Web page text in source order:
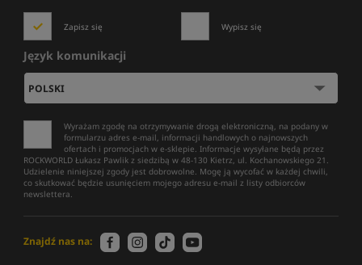
Zapisz się Wypisz się
Język komunikacji
Wyrażam zgodę na otrzymywanie drogą elektroniczną, na podany w
formularzu adres e-mail, informacji handlowych o najnowszych
ofertach i promocjach w e-sklepie. Informacje wysyłane będą przez
ROCKWORLD Łukasz Pawlik z siedzibą w 48-130 Kietrz, ul. Kochanowskiego 21.
Udzielenie niniejszej zgody jest dobrowolne. Mogę ją wycofać w każdej chwili,
co skutkować będzie usunięciem mojego adresu e-mail z listy odbiorców
newslettera.
Znajdź nas na: